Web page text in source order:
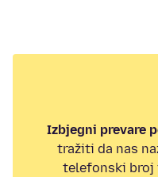
Izbjegni prevare
tražiti da nas
telefonski broj